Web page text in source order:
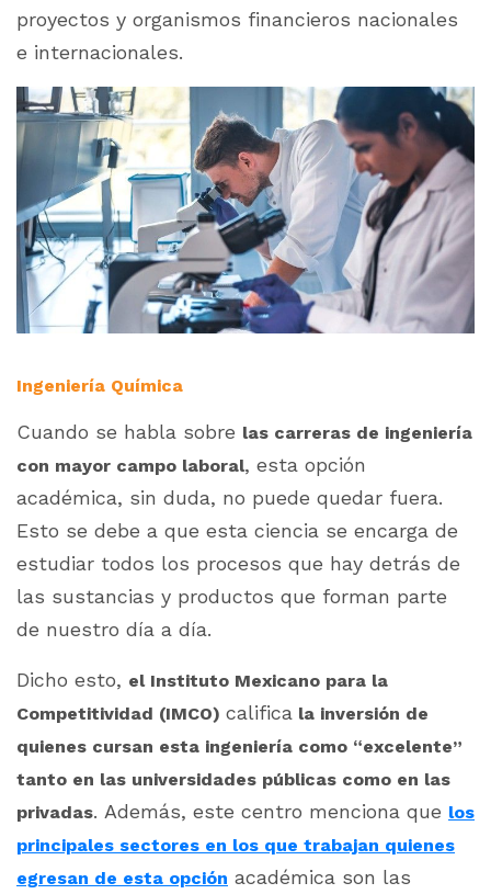
proyectos y organismos financieros nacionales
e internacionales.
Ingeniería Química
Cuando se habla sobre las carreras de ingeniería
con mayor campo laboral, esta opción
académica, sin duda, no puede quedar fuera.
Esto se debe a que esta ciencia se encarga de
estudiar todos los procesos que hay detrás de
las sustancias y productos que forman parte
de nuestro día a día.
Dicho esto, el Instituto Mexicano para la
Competitividad (IMCO) califica la inversión de
quienes cursan esta ingeniería como “excelente”
tanto en las universidades públicas como en las
privadas. Además, este centro menciona que los
principales sectores en los que trabajan quienes
egresan de esta opción académica son las